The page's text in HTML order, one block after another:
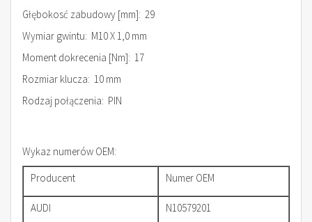
Głębokosć zabudowy [mm]: 29
Wymiar gwintu: M10 X 1,0 mm
Moment dokrecenia [Nm]: 17
Rozmiar klucza: 10 mm
Rodzaj połączenia: PIN
Wykaz numerów OEM:
Producent
Numer OEM
AUDI N10579201